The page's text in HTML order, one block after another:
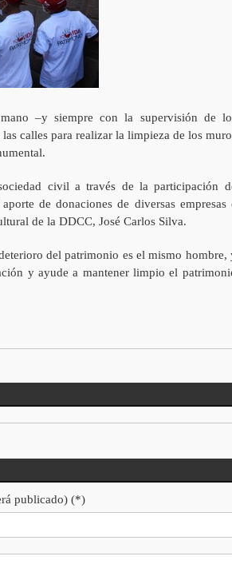
–y siempre con la supervisión de
calles para realizar la limpieza de los
civil a través de la participación
de donaciones de diversas empresas
de la DDCC, José Carlos Silva.
del patrimonio es el mismo hombre,
y ayude a mantener limpio el
publicado) (*)